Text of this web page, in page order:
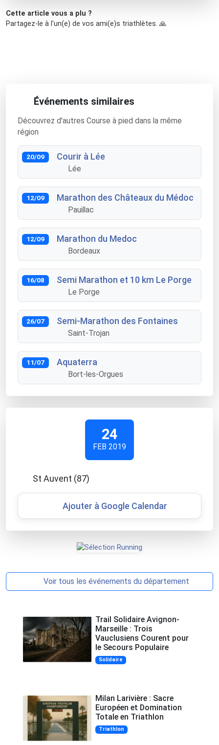
Cette article vous a plu ?
Partagez-le à l'un(e) de vos ami(e)s triathlètes. 🙏
Événements similaires
Découvrez d'autres Course à pied dans la même
région
20/09 Courir à Lée
Lée
12/09 Marathon des Châteaux du Médoc
Pauillac
12/09 Marathon du Medoc
Bordeaux
16/08 Semi Marathon et 10 km Le Porge
Le Porge
26/07 Semi-Marathon des Fontaines
Saint-Trojan
11/07 Aquaterra
Bort-les-Orgues
24
FEB 2019
St Auvent (87)
Ajouter à Google Calendar
Voir tous les événements du département
Trail Solidaire Avignon-
Marseille : Trois
Vauclusiens Courent pour
le Secours Populaire
Solidaire
Milan Larivière : Sacre
Européen et Domination
Totale en Triathlon
Triathlon